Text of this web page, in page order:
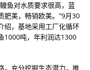
鱼对水质要求很高，蓝
肥美，畅销欧美。”9月30
绍，基地采用工厂化循环
1000吨，年利润达1300
，充分挖掘生态潜力，推